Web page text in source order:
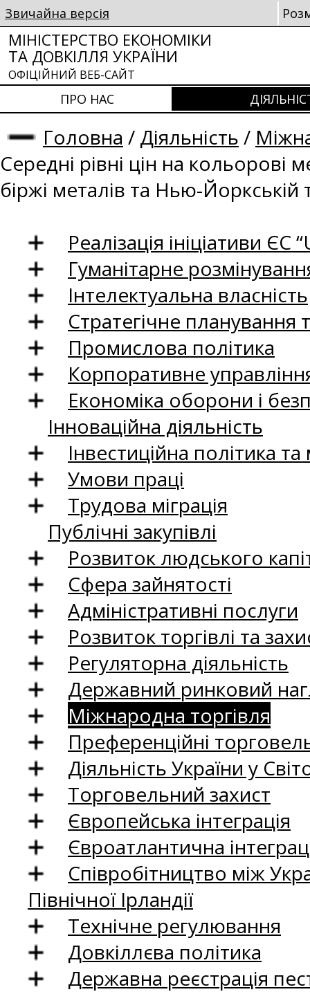
Звичайна версія
МІНІСТЕРСТВО ЕКОНОМІКИ
ТА ДОВКІЛЛЯ УКРАЇНИ
ОФІЦІЙНИЙ ВЕБ-САЙТ
ПРО НАС
Головна / Діяльність /
Середні рівні цін на кольорові
біржі металів та Нью-Йоркській
Реалізація ініціативи ЄС
Гуманітарне
Інтелектуальна власність
Стратегічне
Промислова політика
Корпоративне
Економіка оборони і
Інноваційна діяльність
Інвестиційна політика
Умови праці
Трудова міграція
Публічні закупівлі
Розвиток людського
Сфера зайнятості
Адміністративні послуги
Розвиток торгівлі та
Регуляторна діяльність
Державний ринковий
Міжнародна торгівля
Преференційні
Діяльність України у
Торговельний захист
Європейська інтеграція
Євроатлантична
Співробітництво між
Північної Ірландії
Технічне регулювання
Довкіллєва політика
Державна реєстрація